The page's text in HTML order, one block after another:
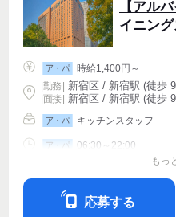
【アル
イニン
ア・パ
時給1,400円～
|勤務 新宿区 / 新宿駅 (徒歩
| 面接 | 新宿区 / 新宿駅 (徒歩
ア・パ キッチンスタッフ
ア・パ 06:30～22:00
もっ
応募する